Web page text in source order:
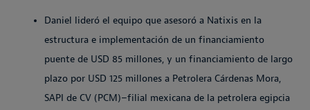
Daniel lideró el equipo que asesoró a Natixis en la
estructura e implementación de un financiamiento
puente de USD 85 millones, y un financiamiento de largo
plazo por USD 125 millones a Petrolera Cárdenas Mora,
SAPI de CV (PCM)–filial mexicana de la petrolera egipcia